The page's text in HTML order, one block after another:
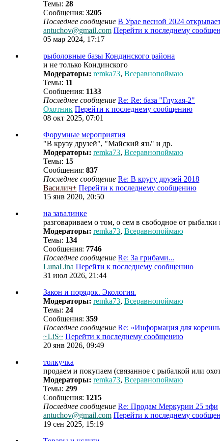
Темы: 28
Сообщения: 3205
Последнее сообщение В Урае весной 2024
antuchov@gmail.com Перейти к последнему
05 мар 2024, 17:17
рыболовные базы Кондинского района
и не только Кондинского
Модераторы: remka73, Всеравнопоймаю
Темы: 11
Сообщения: 1133
Последнее сообщение Re: Re: база "Глухая-2"
Охотник Перейти к последнему сообщению
08 окт 2025, 07:01
Форумные мероприятия
"В крузу друзей", "Майский язь" и др.
Модераторы: remka73, Всеравнопоймаю
Темы: 15
Сообщения: 837
Последнее сообщение Re: В кругу друзей 2018
Василич+ Перейти к последнему сообщению
15 янв 2020, 20:50
на завалинке
разговариваем о том, о сем в свободное от рыбалки
Модераторы: remka73, Всеравнопоймаю
Темы: 134
Сообщения: 7746
Последнее сообщение Re: За грибами...
LunaLina Перейти к последнему сообщению
31 июл 2026, 21:44
Закон и порядок. Экология.
Модераторы: remka73, Всеравнопоймаю
Темы: 24
Сообщения: 359
Последнее сообщение Re: «Информация для
~LiS~ Перейти к последнему сообщению
20 янв 2026, 09:49
толкучка
продаем и покупаем (связанное с рыбалкой или
Модераторы: remka73, Всеравнопоймаю
Темы: 299
Сообщения: 1215
Последнее сообщение Re: Продам Меркурии 25 эфи
antuchov@gmail.com Перейти к последнему
19 сен 2025, 15:19